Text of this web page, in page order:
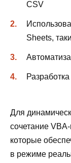
CSV
Sheets,
Для
сочетание
которые
в режиме